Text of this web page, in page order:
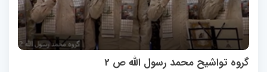
گروه تواشیح محمد رسول الله ص 2